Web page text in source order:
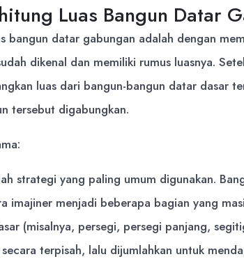
Luas Bangun Datar
bangun datar gabungan adalah dengan
dikenal dan memiliki rumus luasnya.
luas dari bangun-bangun datar dasar
tersebut digabungkan.
strategi yang paling umum digunakan.
imajiner menjadi beberapa bagian yang
(misalnya, persegi, persegi panjang,
terpisah, lalu dijumlahkan untuk